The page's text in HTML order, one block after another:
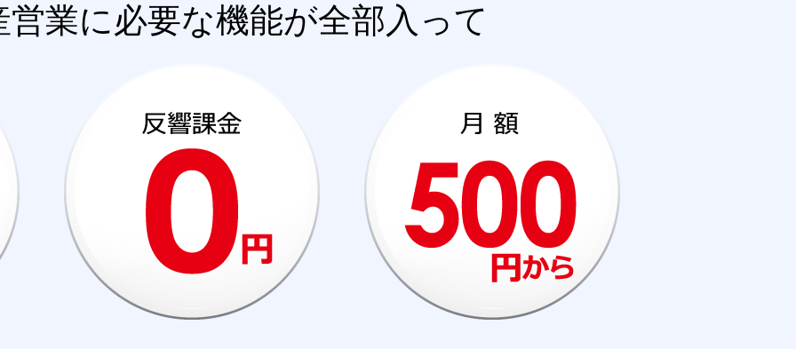
営業に必要な機能が全部入って